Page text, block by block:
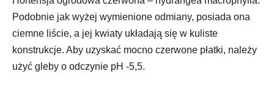
Podobnie jak wyżej wymienione odmiany, posiada ona
ciemne liście, a jej kwiaty układają się w kuliste
konstrukcje. Aby uzyskać mocno czerwone płatki, należy
użyć gleby o odczynie pH -5,5.